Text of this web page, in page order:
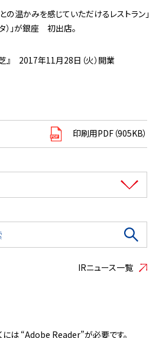
の温かみを感じていただけるレストラン」
）」が銀座 初出店。
』 2017年11月28日（火）開業
印刷用PDF（905KB）
IRニュース一覧
には “Adobe Reader”が必要です。